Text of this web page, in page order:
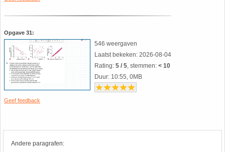
Opgave 31:
Geef feedback
546 weergaven
Laatst bekeken: 2026-08-04
Rating: 5 / 5, stemmen: < 10
Duur: 10:55, 0MB
Andere paragrafen:
VWO
(Nog geen toetsen)
19. Omtrek cirkel
20. Oppervlakte cilinder
21. Oppervlakte cirkel